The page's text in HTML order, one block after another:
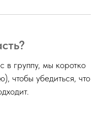
в группу, мы коротко
чтобы убедиться, что